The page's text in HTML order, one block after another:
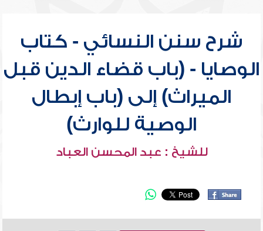
شرح سنن النسائي - كتاب
الوصايا - (باب قضاء الدين قبل
الميراث) إلى (باب إبطال
الوصية للوارث)
للشيخ : عبد المحسن العباد